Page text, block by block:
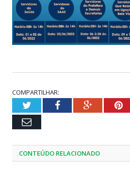
COMPARTILHAR:
TwitterFacebookGoogle+
Email
CONTEÚDO RELACIONADO